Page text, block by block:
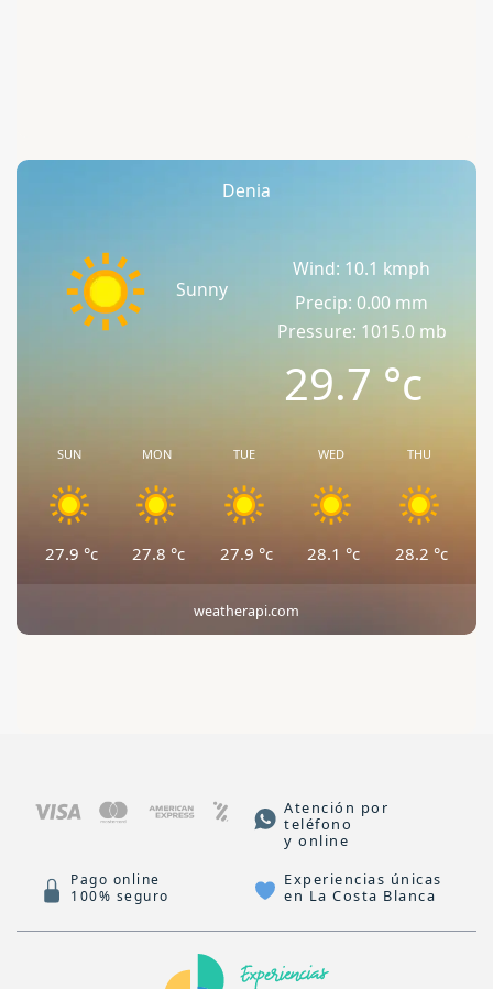
Denia
Sunny
Wind: 10.1 kmph
Precip: 0.00 mm
Pressure: 1015.0 mb
29.7°c
SUN
27.9 °c
MON
27.8 °c
TUE
27.9 °c
WED
28.1 °c
THU
28.2 °c
weatherapi.com
Atención por
teléfono
y online
Pago online
100% seguro
Experiencias únicas
en La Costa Blanca